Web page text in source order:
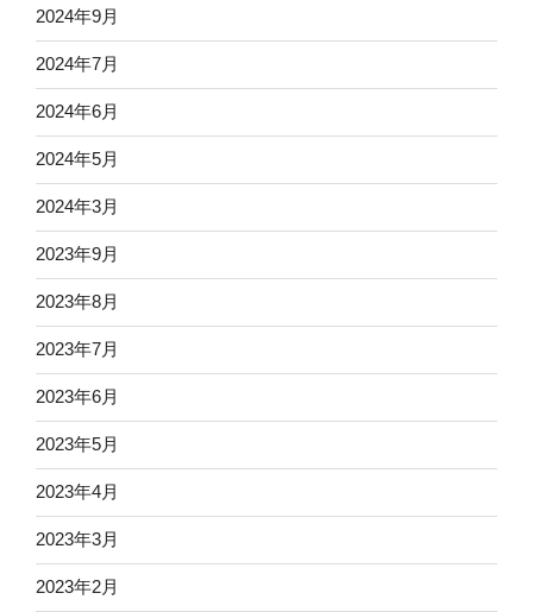
2024年9月
2024年7月
2024年6月
2024年5月
2024年3月
2023年9月
2023年8月
2023年7月
2023年6月
2023年5月
2023年4月
2023年3月
2023年2月